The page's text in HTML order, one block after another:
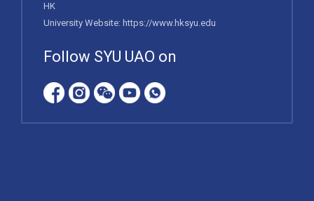
HK
University Website: https://www.hksyu.edu
Follow SYU UAO on